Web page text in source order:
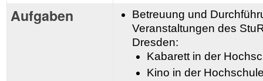
Aufgaben
Betreuung und
Veranstaltungen des
Dresden:
Kabarett in der
Kino in der